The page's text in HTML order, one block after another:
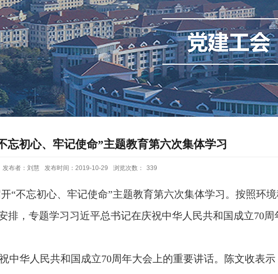
忘初心、牢记使命”主题教育第六次集体学习
发布者：刘慧 发布时间：2019-10-29 浏览次数： 339
“不忘初心、牢记使命”主题教育第六次集体学习。按照环
排，专题学习习近平总书记在庆祝中华人民共和国成立70周
中华人民共和国成立70周年大会上的重要讲话。陈文收表